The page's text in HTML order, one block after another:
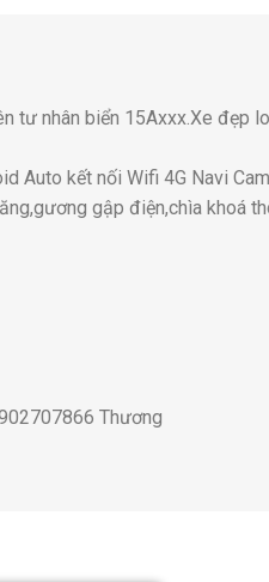
tư nhân biển 15Axxx.Xe đẹp
Auto kết nối Wifi 4G Navi
gập điện,chìa khoá
Thương